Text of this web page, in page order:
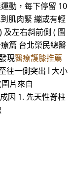
動，每下停留 10
肌肉緊 繃或有輕
及左右斜前側 ( 圖
篇 台北榮民總醫
現醫療護膝推薦
往一側突出 l 大小
片來自
因 1. 先天性脊柱